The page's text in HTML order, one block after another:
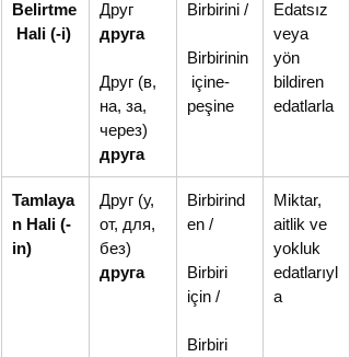
Belirtme
Hali (-i)
Друг
друга
Друг (в,
на, за,
через)
друга
Birbirini /
Birbirinin
içine-
peşine
Edatsız
veya
yön
bildiren
edatlarla
Tamlaya
n Hali (-
in)
Друг (у,
от, для,
без)
друга
Birbirind
en /
Birbiri
için /
Birbiri
Miktar,
aitlik ve
yokluk
edatlarıyl
a